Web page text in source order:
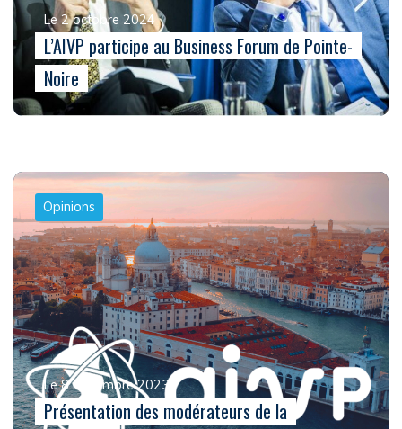
Le 2 octobre 2024
L’AIVP participe au Business Forum de Pointe-
Noire
Opinions
Le 8 novembre 2023
Présentation des modérateurs de la